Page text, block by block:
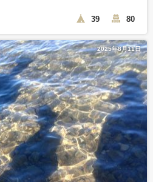
39 80
2025年8月11日